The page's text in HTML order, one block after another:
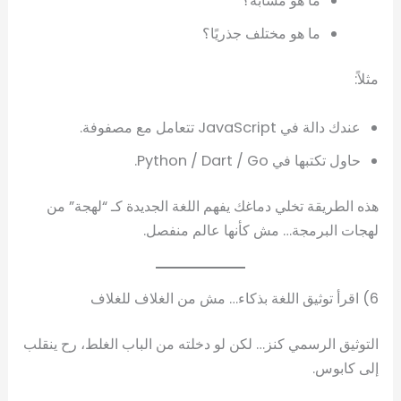
ما هو مختلف جذريًا؟
مثلاً:
عندك دالة في JavaScript تتعامل مع مصفوفة.
حاول تكتبها في Python / Dart / Go.
هذه الطريقة تخلي دماغك يفهم اللغة الجديدة كـ “لهجة” من
لهجات البرمجة… مش كأنها عالم منفصل.
6) اقرأ توثيق اللغة بذكاء… مش من الغلاف للغلاف
التوثيق الرسمي كنز… لكن لو دخلته من الباب الغلط، رح ينقلب
إلى كابوس.